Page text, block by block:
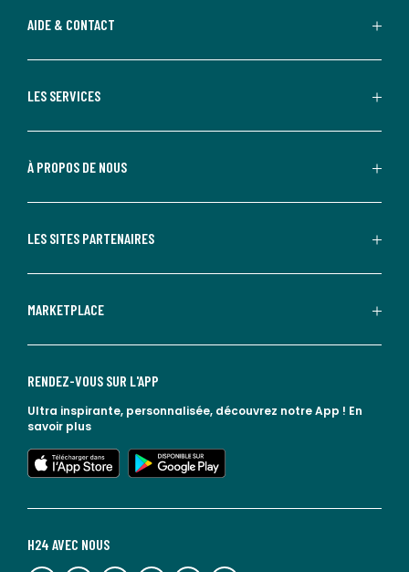
AIDE & CONTACT
LES SERVICES
À PROPOS DE NOUS
LES SITES PARTENAIRES
MARKETPLACE
H24 AVEC NOUS
lien vers l'espace réseaux sociaux lien vers l'espace réseaux sociaux lien vers l'espace réseaux sociaux lien vers l'espace réseaux sociaux lien vers l'espace réseaux sociaux lien vers le blog la redoute
RENDEZ-VOUS SUR L'APP
Ultra inspirante, personnalisée, découvrez notre App ! En
savoir plus
lien vers l'app store
lien vers google play